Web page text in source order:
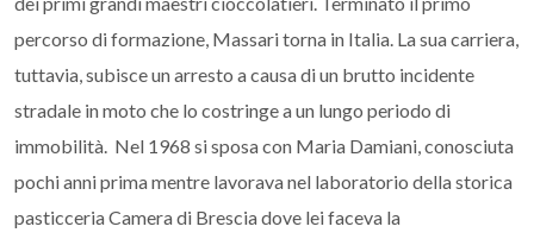
percorso di formazione, Massari torna in Italia. La sua carriera,
tuttavia, subisce un arresto a causa di un brutto incidente
stradale in moto che lo costringe a un lungo periodo di
immobilità. Nel 1968 si sposa con Maria Damiani, conosciuta
pochi anni prima mentre lavorava nel laboratorio della storica
pasticceria Camera di Brescia dove lei faceva la